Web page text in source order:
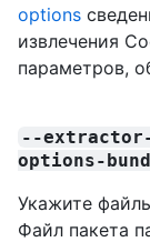
options
извлечения
параметров,
--
options-
Укажите
Файл пакета